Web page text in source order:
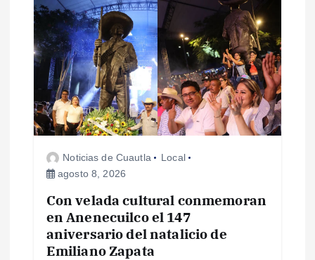
ó
n
d
e
Noticias de Cuautla
Local
agosto 8, 2026
Con velada cultural conmemoran
en Anenecuilco el 147
aniversario del natalicio de
Emiliano Zapata